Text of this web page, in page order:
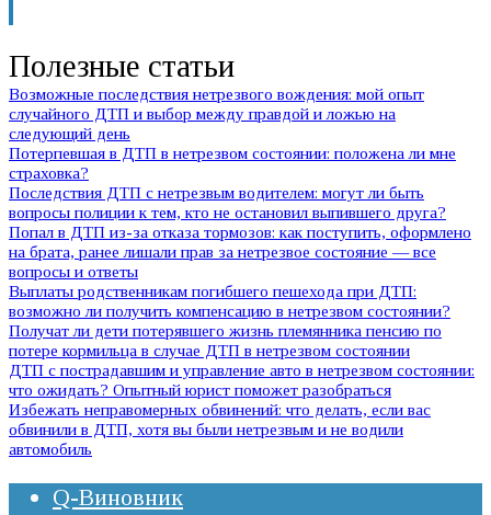
Полезные статьи
Возможные последствия нетрезвого вождения: мой опыт
случайного ДТП и выбор между правдой и ложью на
следующий день
Потерпевшая в ДТП в нетрезвом состоянии: положена ли мне
страховка?
Последствия ДТП с нетрезвым водителем: могут ли быть
вопросы полиции к тем, кто не остановил выпившего друга?
Попал в ДТП из-за отказа тормозов: как поступить, оформлено
на брата, ранее лишали прав за нетрезвое состояние — все
вопросы и ответы
Выплаты родственникам погибшего пешехода при ДТП:
возможно ли получить компенсацию в нетрезвом состоянии?
Получат ли дети потерявшего жизнь племянника пенсию по
потере кормильца в случае ДТП в нетрезвом состоянии
ДТП с пострадавшим и управление авто в нетрезвом состоянии:
что ожидать? Опытный юрист поможет разобраться
Избежать неправомерных обвинений: что делать, если вас
обвинили в ДТП, хотя вы были нетрезвым и не водили
автомобиль
Q-Виновник